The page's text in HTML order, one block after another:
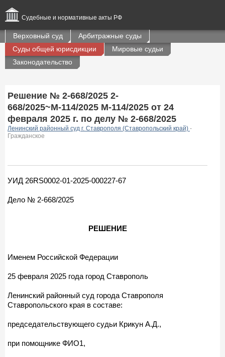
Судебные и нормативные акты РФ
Верховный суд
Арбитражные суды
Суды общей юрисдикции
Мировые судьи
Законодательство
Решение № 2-668/2025 2-
668/2025~М-114/2025 М-114/2025 от 24
февраля 2025 г. по делу № 2-668/2025
Ленинский районный суд г. Ставрополя (Ставропольский край) -
Гражданское
УИД 26RS0002-01-2025-000227-67
Дело № 2-668/2025
РЕШЕНИЕ
Именем Российской Федерации
25 февраля 2025 года город Ставрополь
Ленинский районный суд города Ставрополя
Ставропольского края в составе:
председательствующего судьи Крикун А.Д.,
при помощнике ФИО1,